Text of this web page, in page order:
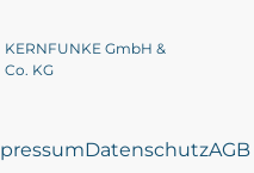
KERNFUNKE GmbH &
Co. KG
DatenschutzAGB